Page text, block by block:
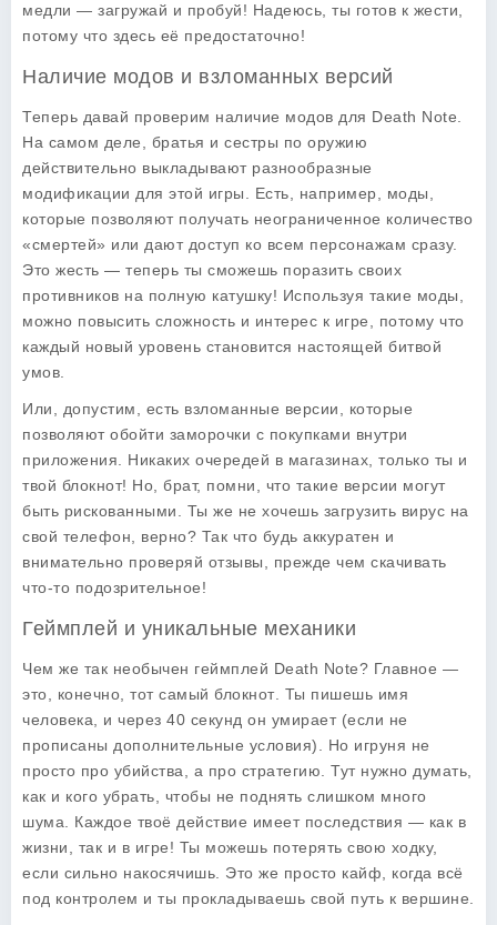
медли — загружай и пробуй! Надеюсь, ты готов к жести,
потому что здесь её предостаточно!
Наличие модов и взломанных версий
Теперь давай проверим наличие модов для Death Note
На самом деле, братья и сестры по оружию
действительно выкладывают разнообразные
модификации для этой игры. Есть, например, моды,
которые позволяют получать неограниченное количество
«смертей» или дают доступ ко всем персонажам сразу.
Это жесть — теперь ты сможешь поразить своих
противников на полную катушку! Используя такие моды,
можно повысить сложность и интерес к игре, потому что
каждый новый уровень становится настоящей битвой
умов.
Или, допустим, есть взломанные версии, которые
позволяют обойти заморочки с покупками внутри
приложения. Никаких очередей в магазинах, только ты и
твой блокнот! Но, брат, помни, что такие версии могут
быть рискованными. Ты же не хочешь загрузить вирус на
свой телефон, верно? Так что будь аккуратен и
внимательно проверяй отзывы, прежде чем скачивать
что-то подозрительное!
Геймплей и уникальные механики
Чем же так необычен геймплей Death Note? Главное —
это, конечно, тот самый блокнот. Ты пишешь имя
человека, и через 40 секунд он умирает (если не
прописаны дополнительные условия). Но игруня не
просто про убийства, а про стратегию. Тут нужно думать,
как и кого убрать, чтобы не поднять слишком много
шума. Каждое твоё действие имеет последствия — как в
жизни, так и в игре! Ты можешь потерять свою ходку,
если сильно накосячишь. Это же просто кайф, когда всё
под контролем и ты прокладываешь свой путь к вершине.